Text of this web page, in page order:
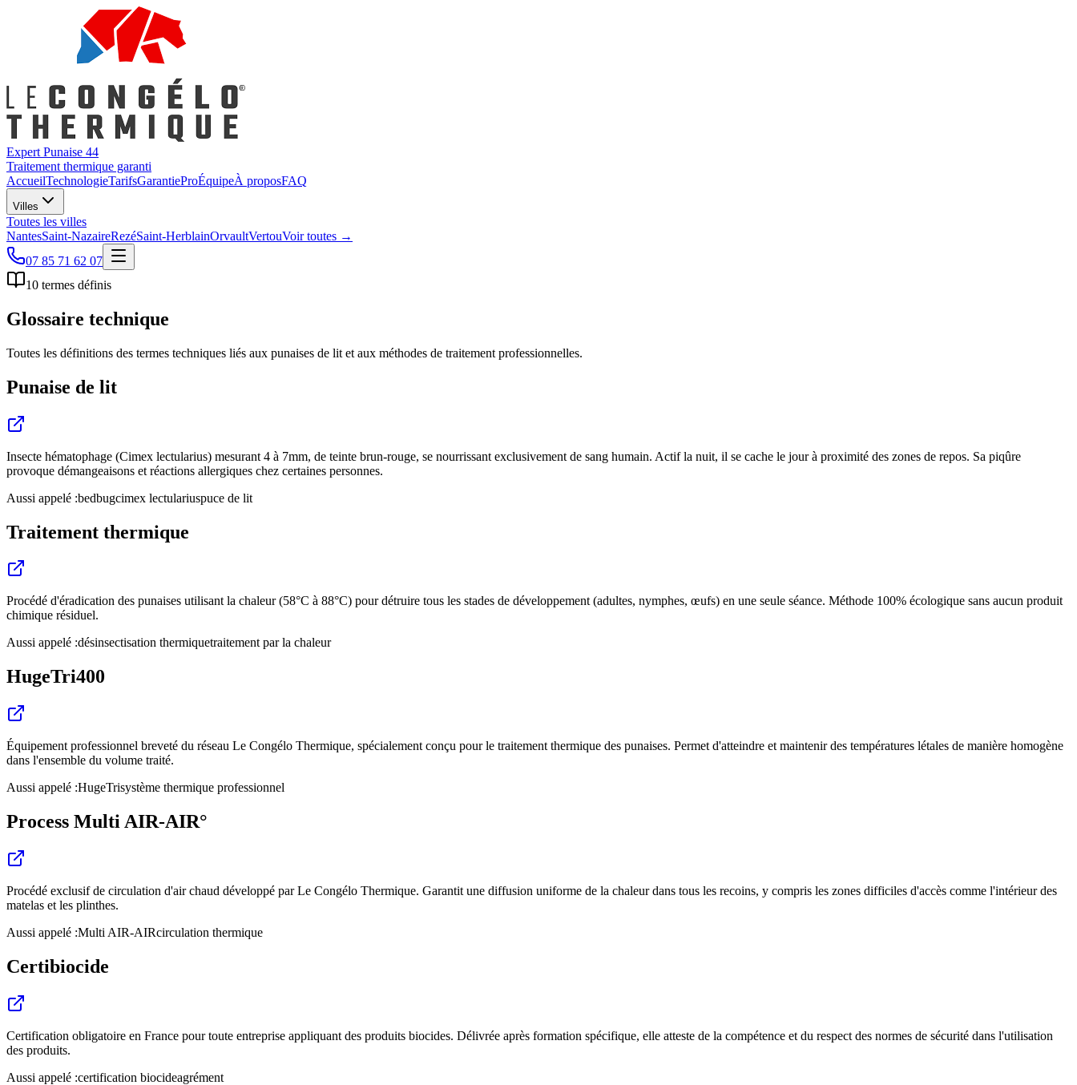
Expert Punaise 44
Traitement thermique garanti
AccueilTechnologieTarifsGarantieProÉquipeÀ proposFAQ
Villes
Toutes les villes
NantesSaint-NazaireRezéSaint-HerblainOrvaultVertouVoir toutes →
07 85 71 62 07
10 termes définis
Glossaire technique
Toutes les définitions des termes techniques liés aux punaises de lit et aux méthodes de traitement professionnelles.
Punaise de lit
Insecte hématophage (Cimex lectularius) mesurant 4 à 7mm, de teinte brun-rouge, se nourrissant exclusivement de sang humain. Actif la nuit, il se cache le jour à proximité des zones de repos. Sa piqûre
provoque démangeaisons et réactions allergiques chez certaines personnes.
Aussi appelé :bedbugcimex lectulariuspuce de lit
Traitement thermique
Procédé d'éradication des punaises utilisant la chaleur (58°C à 88°C) pour détruire tous les stades de développement (adultes, nymphes, œufs) en une seule séance. Méthode 100% écologique sans aucun produit
chimique résiduel.
Aussi appelé :désinsectisation thermiquetraitement par la chaleur
HugeTri400
Équipement professionnel breveté du réseau Le Congélo Thermique, spécialement conçu pour le traitement thermique des punaises. Permet d'atteindre et maintenir des températures létales de manière homogène
dans l'ensemble du volume traité.
Aussi appelé :HugeTrisystème thermique professionnel
Process Multi AIR-AIR°
Procédé exclusif de circulation d'air chaud développé par Le Congélo Thermique. Garantit une diffusion uniforme de la chaleur dans tous les recoins, y compris les zones difficiles d'accès comme l'intérieur des
matelas et les plinthes.
Aussi appelé :Multi AIR-AIRcirculation thermique
Certibiocide
Certification obligatoire en France pour toute entreprise appliquant des produits biocides. Délivrée après formation spécifique, elle atteste de la compétence et du respect des normes de sécurité dans l'utilisation
des produits.
Aussi appelé :certification biocideagrément